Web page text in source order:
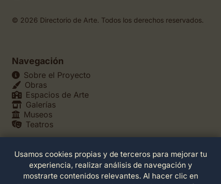
© 2026 Directorio de Arte. Todos los derechos reservados.
Navegación
Sobre el Proyecto
Obras
Espacios de Arte
Galerías
Museos
Teatros
Legales
Política de Privacidad
Usamos cookies propias y de terceros para mejorar tu
experiencia, realizar análisis de navegación y
mostrarte contenidos relevantes. Al hacer clic en